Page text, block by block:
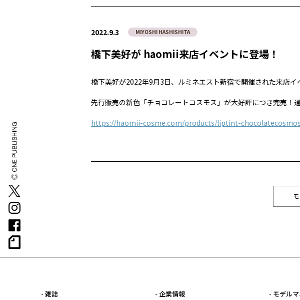
2022.9.3 MIYOSHI HASHISHITA
橋下美好が haomii来店イベントに登場！
橋下美好が2022年9月3日、ルミネエスト新宿で開催された来店イ
先行販売の新色「チョコレートコスモス」が大好評につき完売
https://haomii-cosme.com/products/liptint-chocolatecosmos
- 雑誌 - 企業情報 - モデル